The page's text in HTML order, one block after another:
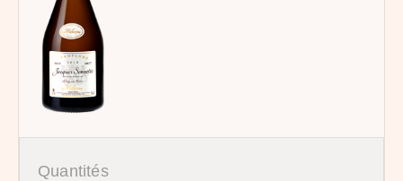
Quantités